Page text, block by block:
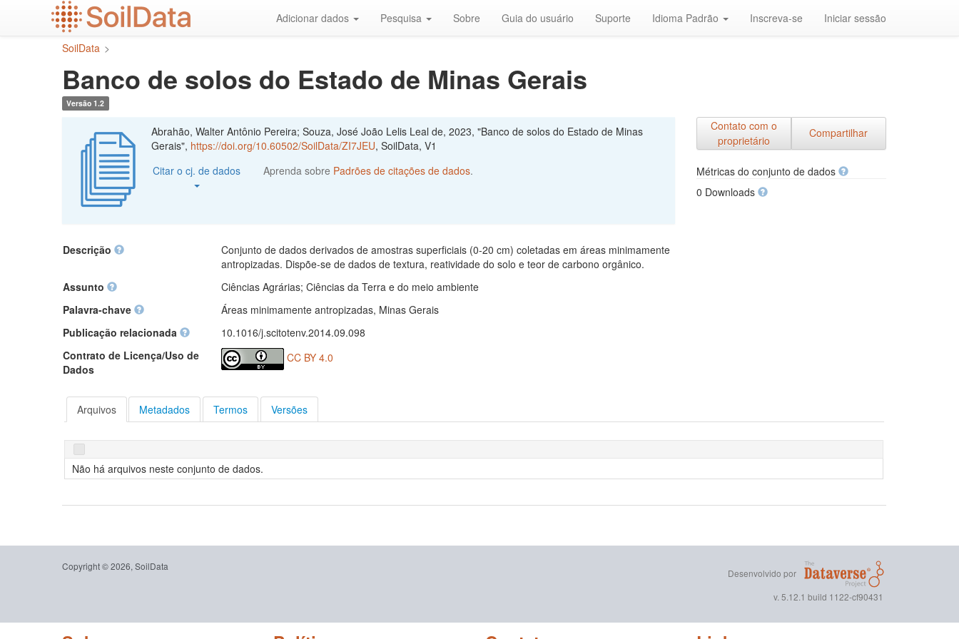
Adicionar dados Pesquisa Sobre Guia do usuário Suporte Idioma Padrão Inscreva-se Iniciar sessão
SoilData >
Banco de solos do Estado de Minas Gerais
Versão 1.2
Abrahão, Walter Antônio Pereira; Souza, José João Lelis Leal de, 2023, "Banco de solos do Estado de Minas
Gerais", https://doi.org/10.60502/SoilData/ZI7JEU, SoilData, V1
Citar o cj. de dados
Aprenda sobre Padrões de citações de dados.
Contato com o
proprietário
Compartilhar
Métricas do conjunto de dados
0 Downloads
Descrição
Conjunto de dados derivados de amostras superficiais (0-20 cm) coletadas em áreas minimamente
antropizadas. Dispõe-se de dados de textura, reatividade do solo e teor de carbono orgânico.
Assunto
Ciências Agrárias; Ciências da Terra e do meio ambiente
Palavra-chave
Áreas minimamente antropizadas, Minas Gerais
Publicação relacionada
10.1016/j.scitotenv.2014.09.098
Contrato de Licença/Uso de
Dados
CC BY 4.0
Arquivos Metadados Termos Versões
Não há arquivos neste conjunto de dados.
Copyright © 2026, SoilData
Desenvolvido por
v. 5.12.1 build 1122-cf90431